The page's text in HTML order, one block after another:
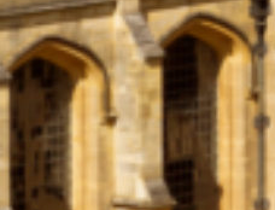
聯繫我們
留學申請